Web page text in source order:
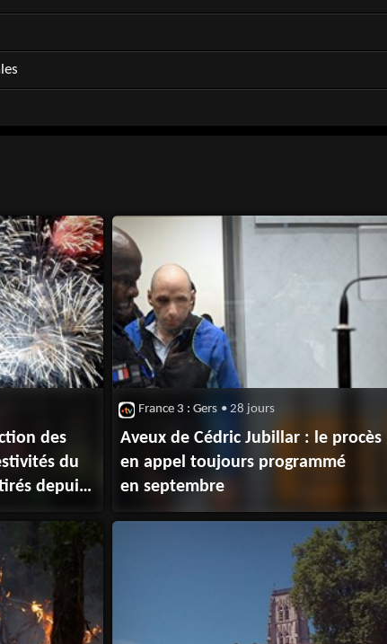
des
du
depuis
France 3 : Gers • 28 jours
Aveux de Cédric Jubillar : le procès
en appel toujours programmé
en septembre